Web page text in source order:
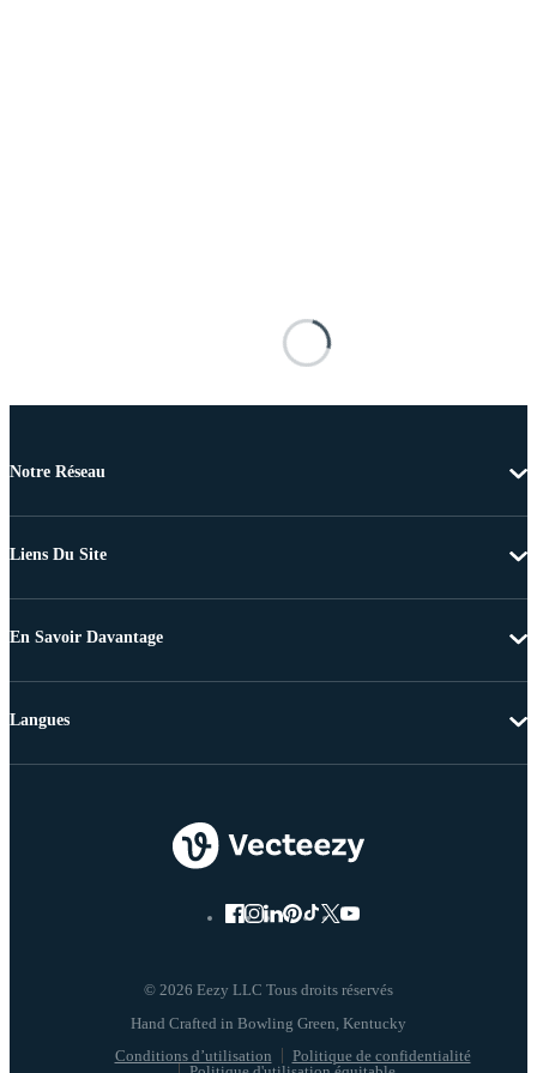
Notre Réseau
Liens Du Site
En Savoir Davantage
© 2026 Eezy LLC Tous droits réservés
Conditions d’utilisation
Politique de confidentialité
Langues